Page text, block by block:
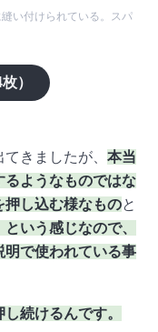
い付けられている。スパ
枚）
きましたが、 本当
るようなものではな
押し込む様なものと
いう感じなので、
明で使われている事
続けるんです。